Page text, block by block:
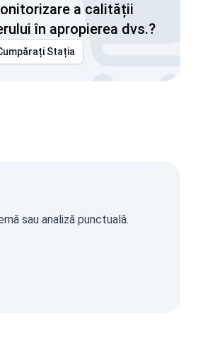
a calității
în apropierea dvs.?
Stația
sau analiză punctuală.